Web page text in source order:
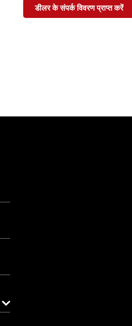
डीलर के संपर्क विवरण प्राप्त करें